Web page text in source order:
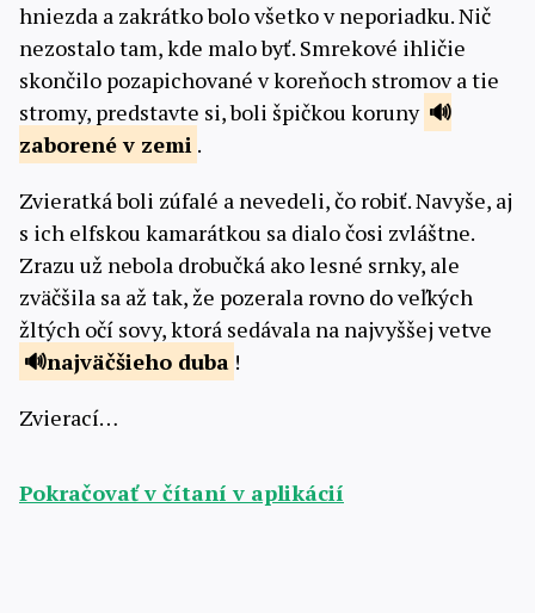
hniezda a zakrátko bolo všetko v neporiadku. Nič
nezostalo tam, kde malo byť. Smrekové ihličie
skončilo pozapichované v koreňoch stromov a tie
stromy, predstavte si, boli špičkou koruny
zaborené v zemi .
Zvieratká boli zúfalé a nevedeli, čo robiť. Navyše, aj
s ich elfskou kamarátkou sa dialo čosi zvláštne.
Zrazu už nebola drobučká ako lesné srnky, ale
zväčšila sa až tak, že pozerala rovno do veľkých
žltých očí sovy, ktorá sedávala na najvyššej vetve
najväčšieho duba !
Zvierací…
Pokračovať v čítaní v aplikácií